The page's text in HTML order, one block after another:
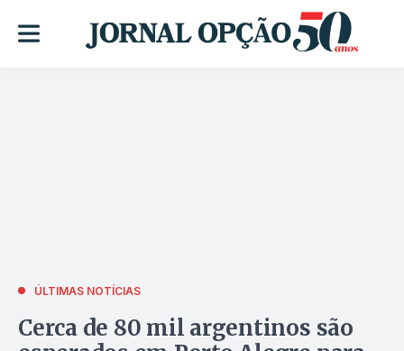
ÚLTIMAS NOTÍCIAS
Cerca de 80 mil argentinos são